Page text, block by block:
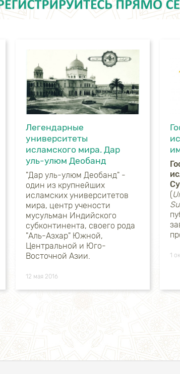
Легендарные
университеты
исламского мира. Дар
уль-улюм Деобанд
"Дар уль-улюм Деобанд" -
один из крупнейших
исламских университетов
мира, центр учености
мусульман Индийского
субконтинента, своего рода
"Аль-Азхар" Южной,
Центральной и Юго-
Восточной Азии.
12 мая 2016
(
1